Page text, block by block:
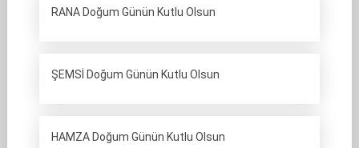
RANA Doğum Günün Kutlu Olsun
ŞEMSİ Doğum Günün Kutlu Olsun
HAMZA Doğum Günün Kutlu Olsun